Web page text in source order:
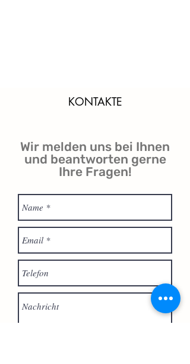
KONTAKTE
Wir melden uns bei Ihnen
und beantworten gerne
Ihre Fragen!